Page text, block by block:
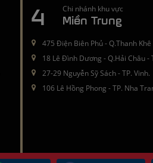
4 Chi nhánh khu vực
Miền Trung
475 Điện Biên Phủ - Q.Thanh
18 Lê Đình Dương - Q.Hải Châu -
27-29 Nguyễn Sỹ Sách - TP. Vinh.
106 Lê Hồng Phong - TP. Nha